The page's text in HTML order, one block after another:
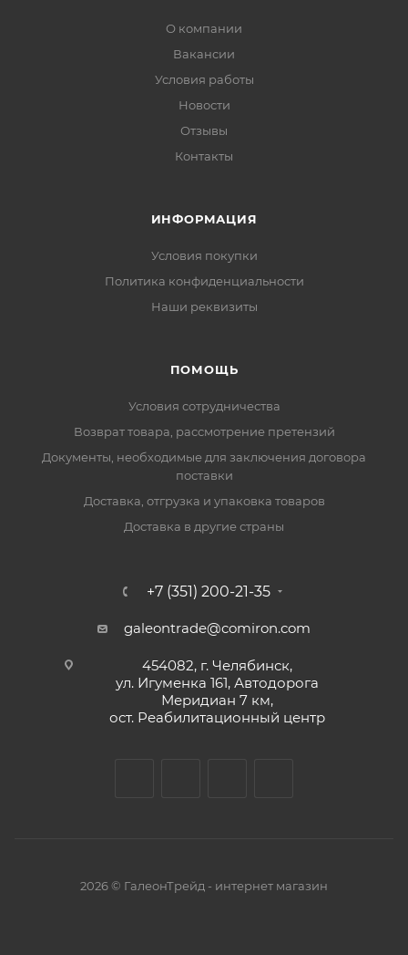
О компании
Вакансии
Условия работы
Новости
Отзывы
Контакты
ИНФОРМАЦИЯ
Условия покупки
Политика конфиденциальности
Наши реквизиты
ПОМОЩЬ
Условия сотрудничества
Возврат товара, рассмотрение претензий
Документы, необходимые для заключения договора
поставки
Доставка, отгрузка и упаковка товаров
Доставка в другие страны
+7 (351) 200-21-35
galeontrade@comiron.com
454082, г. Челябинск,
ул. Игуменка 161, Автодорога
Меридиан 7 км,
ост. Реабилитационный центр
2026 © ГалеонТрейд - интернет магазин